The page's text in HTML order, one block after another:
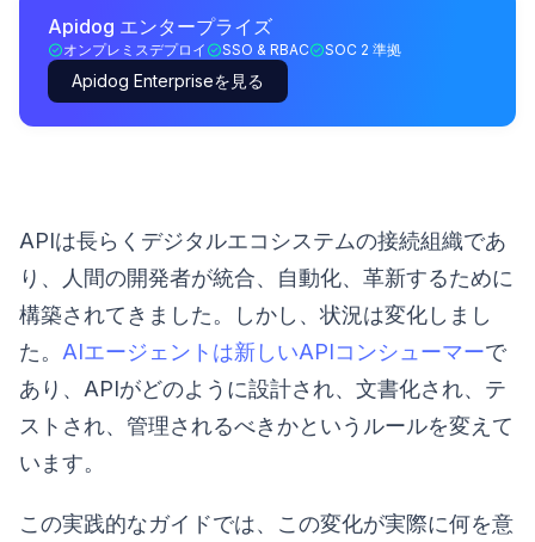
Apidog エンタープライズ
オンプレミスデプロイ SSO & RBAC SOC 2 準拠
Apidog Enterpriseを見る
APIは長らくデジタルエコシステムの接続組織であ
り、人間の開発者が統合、自動化、革新するために
構築されてきました。しかし、状況は変化しまし
た。 AIエージェントは新しいAPIコンシューマーで
あり、APIがどのように設計され、文書化され、テ
ストされ、管理されるべきかというルールを変えて
います。
この実践的なガイドでは、この変化が実際に何を意